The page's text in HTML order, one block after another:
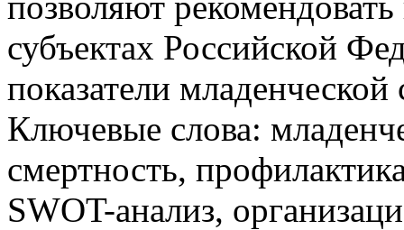
субъектах Российской
показатели младенческой
Ключевые слова:
смертность,
SWOT-анализ,